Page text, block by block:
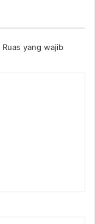
Ruas yang wajib